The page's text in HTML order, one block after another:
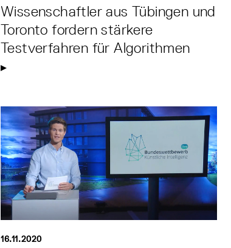
Wissenschaftler aus Tübingen und
Toronto fordern stärkere
Testverfahren für Algorithmen
16.11.2020